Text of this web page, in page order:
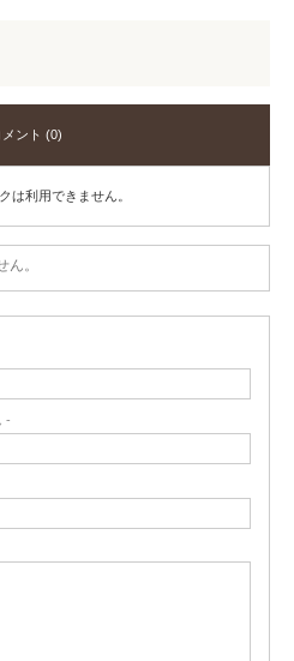
メント (0)
は利用できません。
。
-